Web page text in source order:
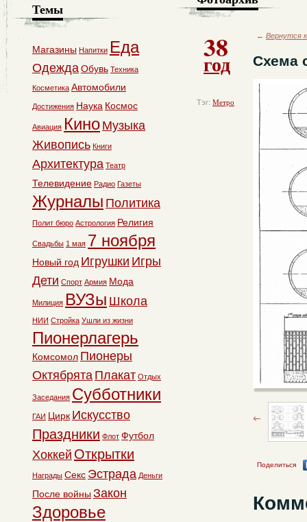
38
год
Тэг: Метро
← Вернутся
Схема
Поделиться
Темы
Магазины Напитки Еда
ОдеждаОбувь Техника
Косметика Автомобили
Достижения Наука Космос
Авиация Кино Музыка
Живопись Книги
Архитектура Театр
Телевидение Радио Газеты
Журналы Политика
Полит бюро Астрология Религия
Свадьбы 1 мая 7 ноября
Новый год Игрушки Игры
Дети Спорт Армия Мода
Милиция ВУЗы Школа
НИИ Стройка Ушли из жизни
Пионерлагерь
Комсомол Пионеры
Октябрята Плакат Отдых
Заседания Субботники
ГАИ Цирк Искусство
Праздники Флот Футбол
Хоккей Открытки
Награды Секс Эстрада Деньги
После войны Закон
Здоровье